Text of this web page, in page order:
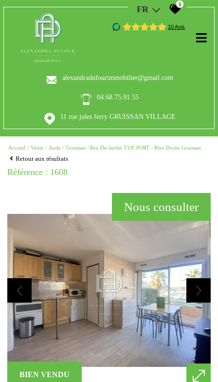
FR 0
alexandradufourimmobilier@gmail.com
04.68.75.91.55
11 rue jules ferry GRUISSAN VILLAGE
Accueil Vente Aude Gruissan Rez-De-Jardin VUE PORT - Rive Droite Gruissan
Retour aux résultats
Référence : 1608
BIEN VENDU
Nous consulter